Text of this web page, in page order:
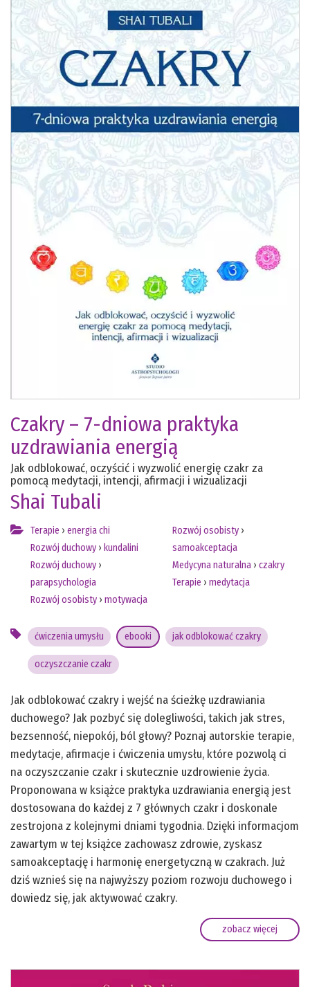
Czakry – 7-dniowa praktyka
uzdrawiania energią
Jak odblokować, oczyścić i wyzwolić energię czakr za
pomocą medytacji, intencji, afirmacji i wizualizacji
Shai Tubali
Terapie › energia chi
Rozwój duchowy › kundalini
Rozwój duchowy ›
parapsychologia
Rozwój osobisty › motywacja
Rozwój osobisty›
samoakceptacja
Medycyna naturalna› czakry
Terapie › medytacja
ćwiczenia umysłu ebooki jak odblokować czakry
oczyszczanie czakr
Jak odblokować czakry i wejść na ścieżkę uzdrawiania
duchowego? Jak pozbyć się dolegliwości, takich jak stres,
bezsenność, niepokój, ból głowy? Poznaj autorskie terapie,
medytacje, afirmacje i ćwiczenia umysłu, które pozwolą ci
na oczyszczanie czakr i skutecznie uzdrowienie życia.
Proponowana w książce praktyka uzdrawiania energią jest
dostosowana do każdej z 7 głównych czakr i doskonale
zestrojona z kolejnymi dniami tygodnia. Dzięki informacjom
zawartym w tej książce zachowasz zdrowie, zyskasz
samoakceptację i harmonię energetyczną w czakrach. Już
dziś wznieś się na najwyższy poziom rozwoju duchowego i
dowiedz się, jak aktywować czakry.
zobacz więcej